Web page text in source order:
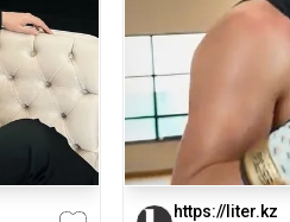
https://liter.kz